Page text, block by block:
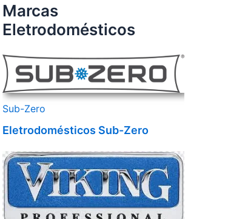
Marcas
Eletrodomésticos
Sub-Zero
Eletrodomésticos Sub-Zero